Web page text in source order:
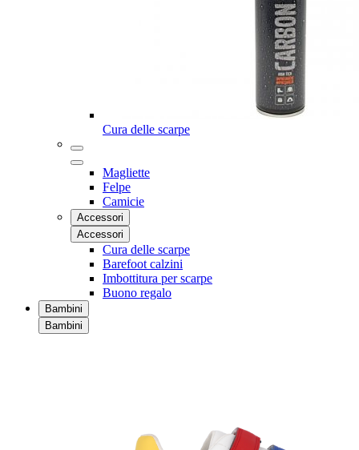
Cura delle scarpe
Magliette
Felpe
Camicie
Accessori
Accessori
Cura delle scarpe
Barefoot calzini
Imbottitura per scarpe
Buono regalo
Bambini
Bambini